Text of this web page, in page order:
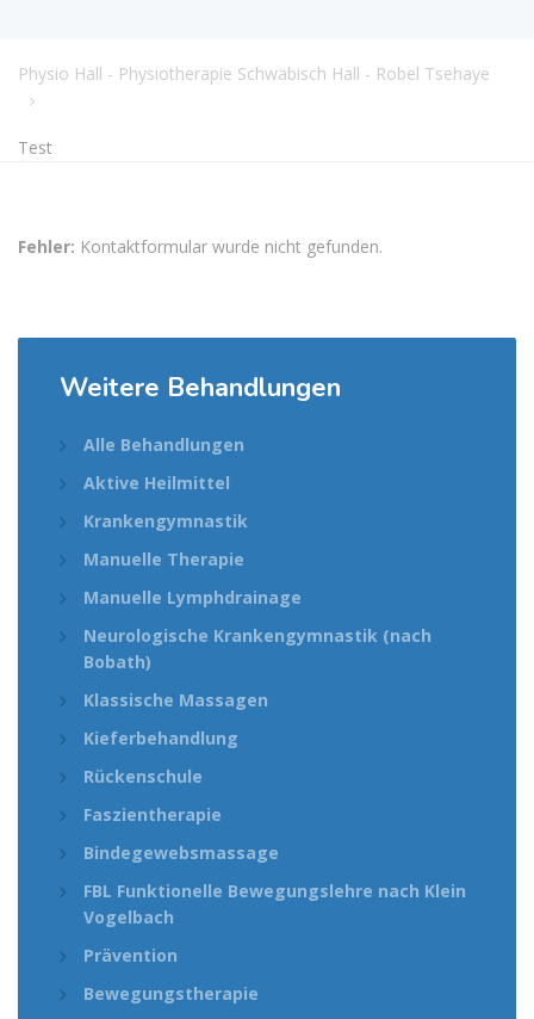
Physio Hall - Physiotherapie Schwäbisch Hall - Robel Tsehaye
Test
Fehler: Kontaktformular wurde nicht gefunden.
Weitere Behandlungen
Alle Behandlungen
Aktive Heilmittel
Krankengymnastik
Manuelle Therapie
Manuelle Lymphdrainage
Neurologische Krankengymnastik (nach
Bobath)
Klassische Massagen
Kieferbehandlung
Rückenschule
Faszientherapie
Bindegewebsmassage
FBL Funktionelle Bewegungslehre nach Klein
Vogelbach
Prävention
Bewegungstherapie